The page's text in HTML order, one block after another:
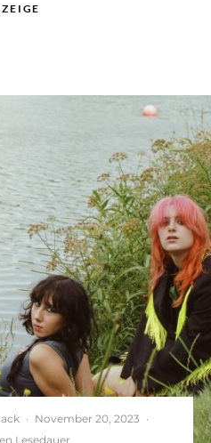
· November 20, 2023 ·
Lesedauer